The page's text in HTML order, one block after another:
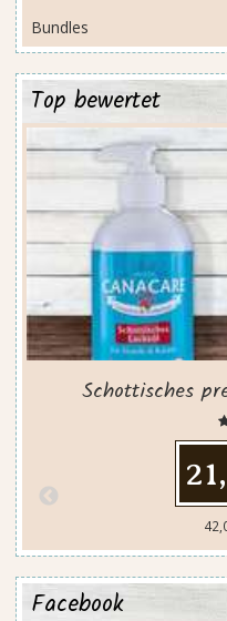
Bundles
Top bewertet
Schottisches
Facebook